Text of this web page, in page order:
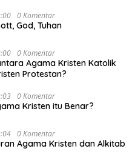
0 Komentar
God, Tuhan
0 Komentar
Agama Kristen Katolik
Protestan?
0 Komentar
Kristen itu Benar?
0 Komentar
Agama Kristen dan Alkitab